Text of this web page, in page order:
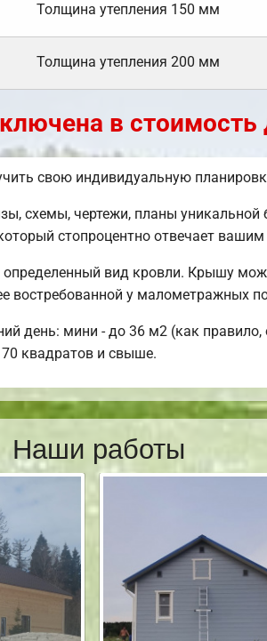
Толщина утепления 150 мм
Толщина утепления 200 мм
в стоимость
свою индивидуальную
схемы, чертежи, планы уникальной
стопроцентно отвечает
вид кровли. Крышу
востребованной у малометражных
день: мини - до 36 м2 (как
квадратов и свыше.
Наши работы